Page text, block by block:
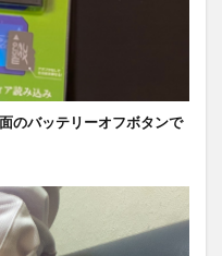
のバッテリーオフボタンで